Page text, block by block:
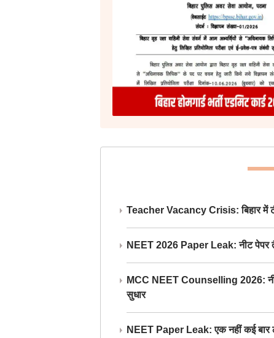
Teacher Vacancy Crisis: बिहार में
NEET 2026 Paper Leak: नीट पेपर
MCC NEET Counselling 2026:
सुधार
NEET Paper Leak: एक नहीं कई बार